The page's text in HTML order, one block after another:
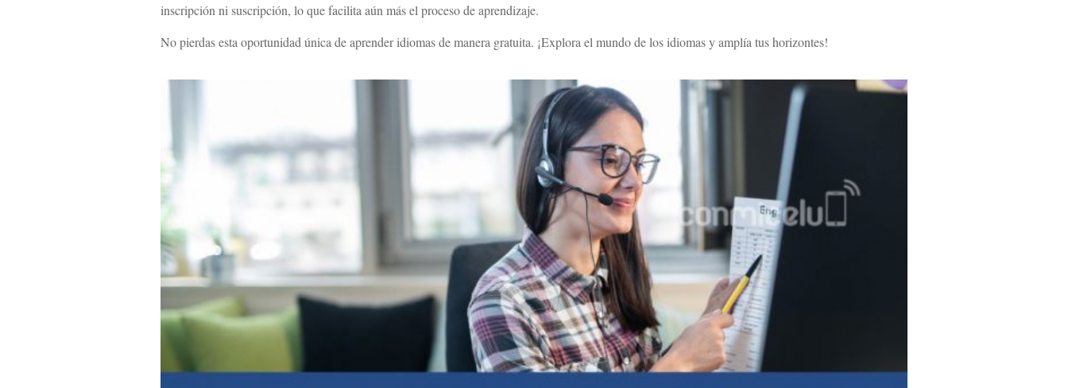
inscripción ni suscripción, lo que facilita aún más el proceso de aprendizaje.
No pierdas esta oportunidad única de aprender idiomas de manera gratuita. ¡Explora el mundo de los idiomas y amplía tus horizontes!